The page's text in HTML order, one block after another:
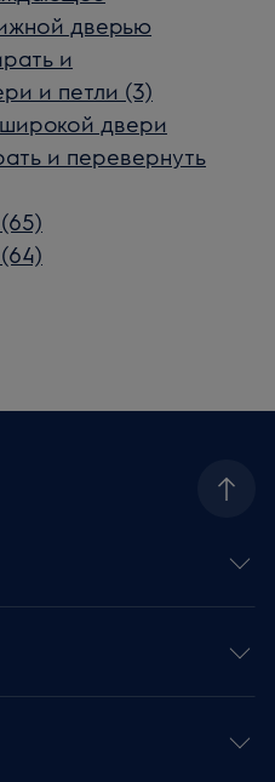
дверью
и
и петли (3)
двери
и перевернуть